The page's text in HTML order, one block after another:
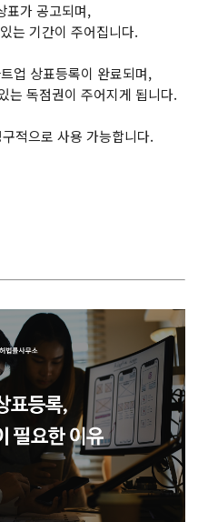
표가 공고되며,
는 기간이 주어집니다.
업 상표등록이 완료되며,
는 독점권이 주어지게 됩니다.
적으로 사용 가능합니다.